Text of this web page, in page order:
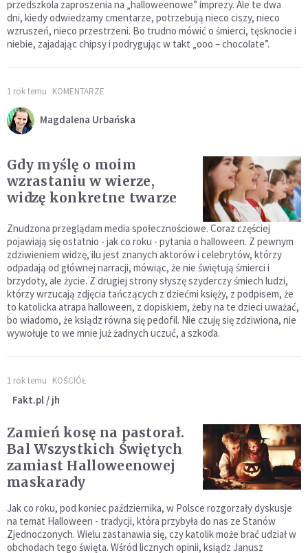
przedszkola zaproszenia na „halloweenowe” imprezy. Ale te dwa
dni, kiedy odwiedzamy cmentarze, potrzebują nieco ciszy, nieco
wzruszeń, nieco przestrzeni. Bo trudno mówić o śmierci, tęsknocie i
niebie, zajadając chipsy i podrygując w takt „ooo – chocolate”.
1 rok temu KOMENTARZE
Magdalena Urbańska
Gdy myślę o moim
wzrastaniu w wierze,
widzę konkretne twarze
Znudzona przeglądam media społecznościowe. Coraz częściej
pojawiają się ostatnio - jak co roku - pytania o halloween. Z pewnym
zdziwieniem widzę, ilu jest znanych aktorów i celebrytów, którzy
odpadają od głównej narracji, mówiąc, że nie świętują śmierci i
brzydoty, ale życie. Z drugiej strony słyszę szyderczy śmiech ludzi,
którzy wrzucają zdjęcia tańczących z dziećmi księży, z podpisem, że
to katolicka atrapa halloween, z dopiskiem, żeby na te dzieci uważać,
bo wiadomo, że ksiądz równa się pedofil. Nie czuję się zdziwiona, nie
wywołuje to we mnie już żadnych uczuć, a szkoda.
1 rok temu KOŚCIÓŁ
Fakt.pl / jh
Zamień kosę na pastorał.
Bal Wszystkich Świętych
zamiast Halloweenowej
maskarady
Jak co roku, pod koniec października, w Polsce rozgorzały dyskusje
na temat Halloween - tradycji, która przybyła do nas ze Stanów
Zjednoczonych. Wielu zastanawia się, czy katolik może brać udział w
obchodach tego święta. Wśród licznych opinii, ksiądz Janusz